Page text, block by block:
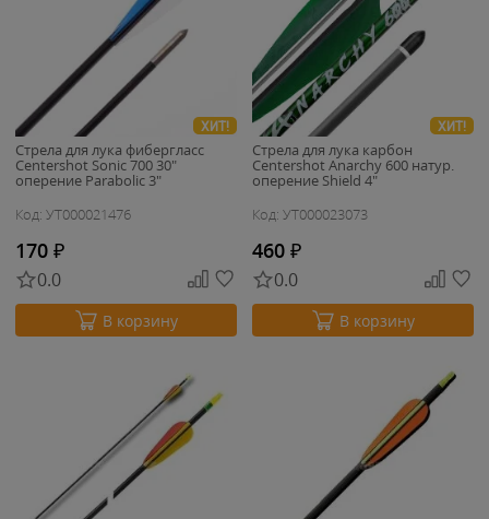
ХИТ!
Стрела для лука фибергласс
Centershot Sonic 700 30"
оперение Parabolic 3"
Код: УТ000021476
170 ₽
0.0
В корзину
ХИТ!
Стрела для лука карбон
Centershot Anarchy 600 натур.
оперение Shield 4"
Код: УТ000023073
460 ₽
0.0
В корзину